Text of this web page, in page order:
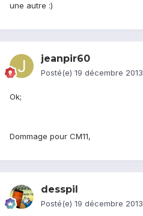
une autre :)
jeanpir60
Posté(e) 19 décembre 2013
Ok;
Dommage pour CM11,
desspil
Posté(e) 19 décembre 2013